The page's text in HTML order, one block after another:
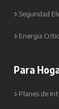
Seguridad
Energía
Para
Planes de